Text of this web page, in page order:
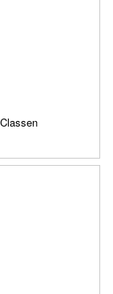
Classen